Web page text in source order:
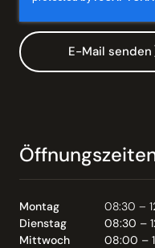
E-Mail senden
Montag
08:30 –
Dienstag
08:30 –
Mittwoch
08:00 –